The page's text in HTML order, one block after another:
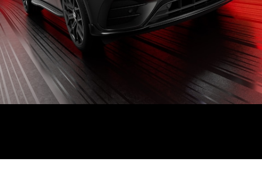
All Sedan
CLA
Sedan
電気
CLA
Sedan
C-Class
Sedan
EQS
Sedan
電気